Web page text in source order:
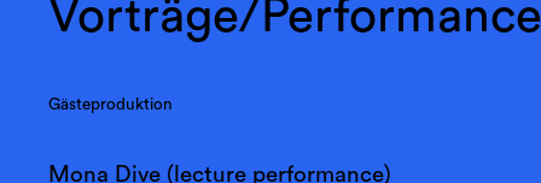
Vorträge/
Gästeproduktion
Mona Dive (lecture performance)